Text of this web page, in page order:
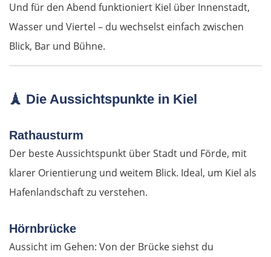
Und für den Abend funktioniert Kiel über Innenstadt,
Wasser und Viertel – du wechselst einfach zwischen
Blick, Bar und Bühne.
🗼 Die Aussichtspunkte in Kiel
Rathausturm
Der beste Aussichtspunkt über Stadt und Förde, mit
klarer Orientierung und weitem Blick. Ideal, um Kiel als
Hafenlandschaft zu verstehen.
Hörnbrücke
Aussicht im Gehen: Von der Brücke siehst du
Sächsische Schweiz
Prag
Beroun
Taus